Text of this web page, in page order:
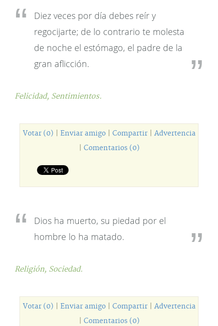
Diez veces por día debes reír y
regocijarte; de lo contrario te molesta
de noche el estómago, el padre de la
gran aflicción.
Felicidad, Sentimientos.
Votar (0) Enviar amigo| Compartir| Advertencia
Comentarios (0)
Dios ha muerto, su piedad por el
hombre lo ha matado.
Religión, Sociedad.
Votar (0) Enviar amigo| Compartir| Advertencia
Comentarios (0)